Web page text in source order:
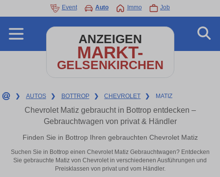
Event Auto Immo Job
ANZEIGEN
MARKT-
GELSENKIRCHEN
❯ AUTOS ❯ BOTTROP ❯ CHEVROLET ❯ MATIZ
Chevrolet Matiz gebraucht in Bottrop entdecken –
Gebrauchtwagen von privat & Händler
Finden Sie in Bottrop Ihren gebrauchten Chevrolet Matiz
Suchen Sie in Bottrop einen Chevrolet Matiz Gebrauchtwagen? Entdecken
Sie gebrauchte Matiz von Chevrolet in verschiedenen Ausführungen und
Preisklassen von privat und vom Händler.